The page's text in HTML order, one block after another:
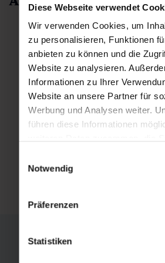
Diese Webseite verwendet
Wir verwenden Cookies, um
zu personalisieren, Funktionen
anbieten zu können und die
Website zu analysieren.
Informationen zu Ihrer
Website an unsere Partner für
Werbung und Analysen weiter.
führen diese Informationen
Nutzung der Dienste gesammelt
Notwendig
Präferenzen
Statistiken